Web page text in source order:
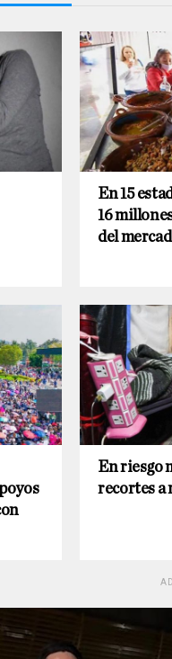
En 15
16
del
En riesgo
recortes a